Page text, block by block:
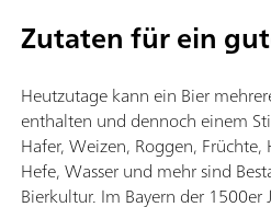
Zutaten für ein
Heutzutage kann ein Bier
enthalten und dennoch einem
Hafer, Weizen, Roggen,
Hefe, Wasser und mehr sind
Bierkultur. Im Bayern der 1500er